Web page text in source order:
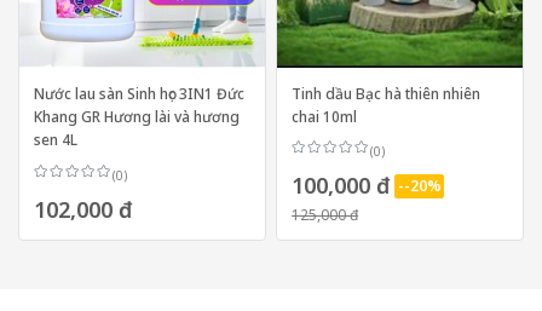
Nước lau sàn Sinh học 3IN1 Đức
Khang GR Hương lài và hương
sen 4L
(0)
102,000 đ
Tinh dầu Bạc hà thiên nhiên
chai 10ml
(0)
100,000 đ --20%
125,000 đ